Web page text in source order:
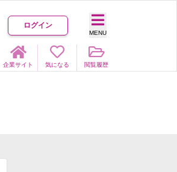
ログイン
MENU
企業サイト 気になる 閲覧履歴